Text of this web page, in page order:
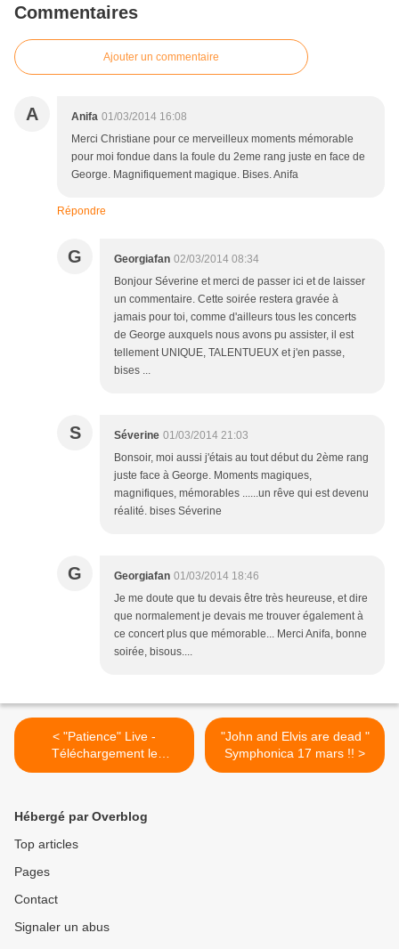
Commentaires
Ajouter un commentaire
A Anifa 01/03/2014 16:08
Merci Christiane pour ce merveilleux moments mémorable
pour moi fondue dans la foule du 2eme rang juste en face de
George. Magnifiquement magique. Bises. Anifa
Répondre
G Georgiafan 02/03/2014 08:34
Bonjour Séverine et merci de passer ici et de laisser
un commentaire. Cette soirée restera gravée à
jamais pour toi, comme d'ailleurs tous les concerts
de George auxquels nous avons pu assister, il est
tellement UNIQUE, TALENTUEUX et j'en passe,
bises ...
S Séverine 01/03/2014 21:03
Bonsoir, moi aussi j'étais au tout début du 2ème rang
juste face à George. Moments magiques,
magnifiques, mémorables ......un rêve qui est devenu
réalité. bises Séverine
G Georgiafan 01/03/2014 18:46
Je me doute que tu devais être très heureuse, et dire
que normalement je devais me trouver également à
ce concert plus que mémorable... Merci Anifa, bonne
soirée, bisous....
< "Patience" Live -
Téléchargement le
3/03/2014 !!
"John and Elvis are dead "
Symphonica 17 mars !! >
Hébergé par Overblog
Top articles
Pages
Contact
Signaler un abus